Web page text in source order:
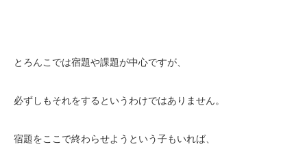
とろんこでは宿題や課題が中心ですが、
必ずしもそれをするというわけではありません。
宿題をここで終わらせようという子もいれば、